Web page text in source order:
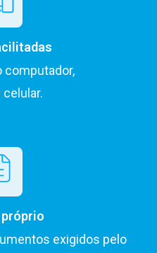
computador,
exigidos pelo